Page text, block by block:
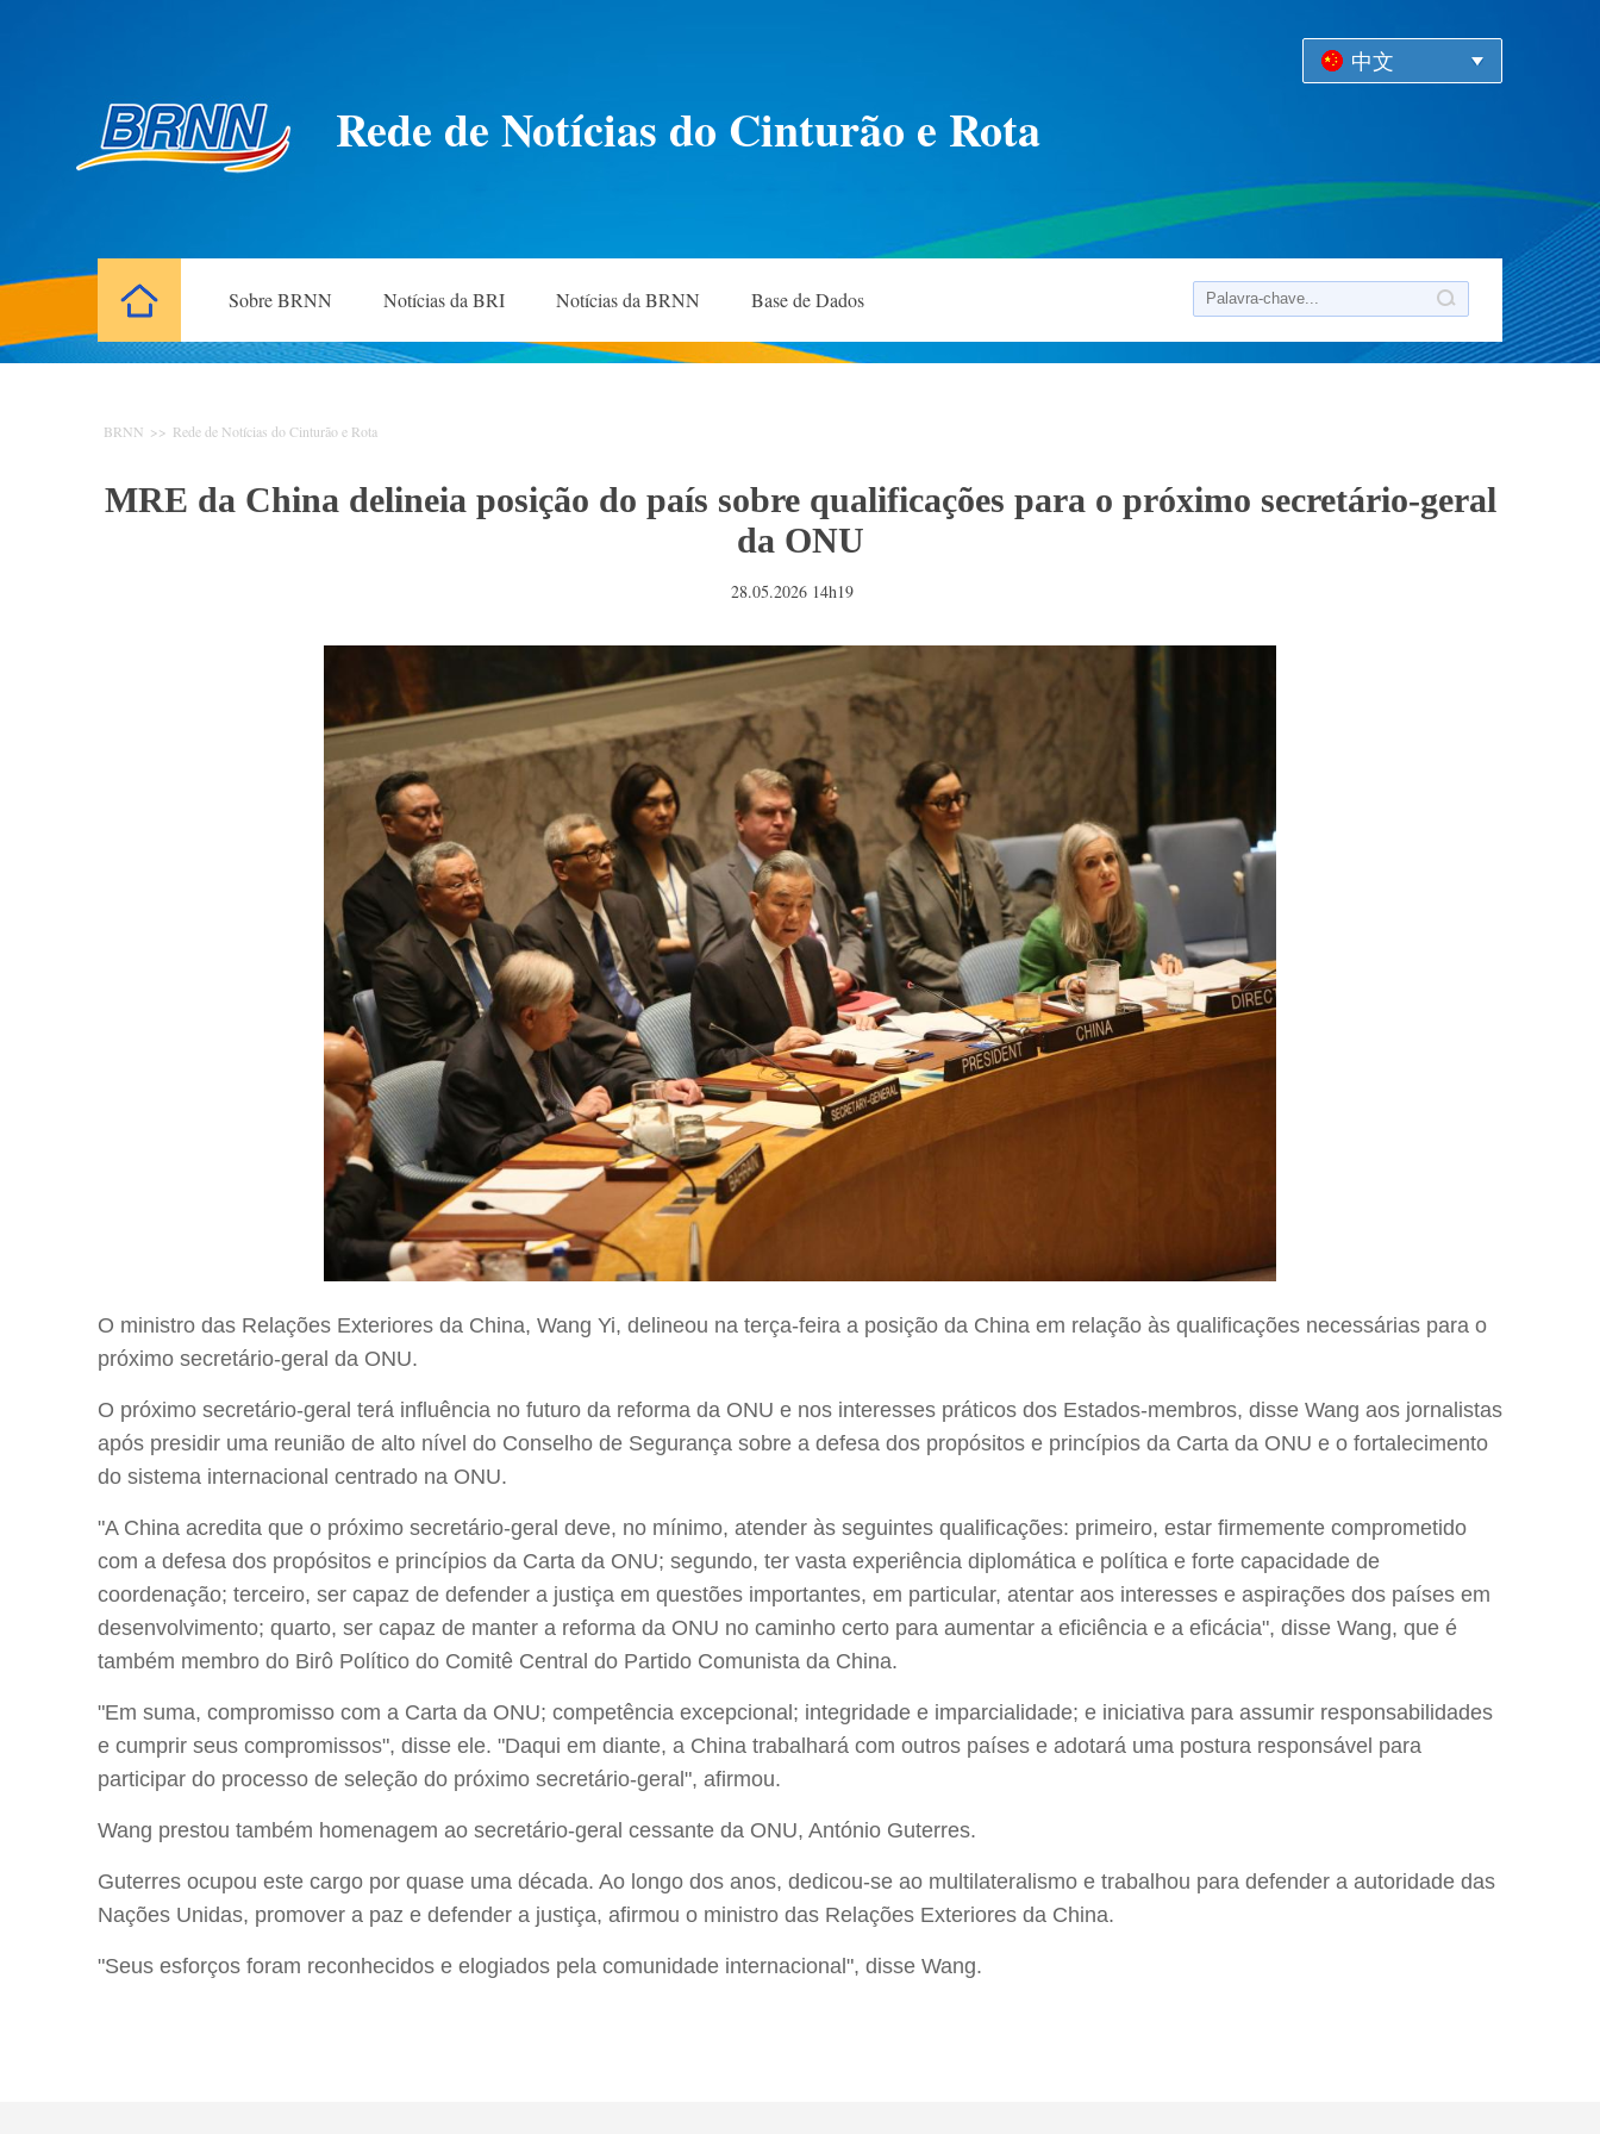
中文
Rede de Notícias do Cinturão e Rota
Sobre BRNN Notícias da BRI Notícias da BRNN Base de Dados
BRNN >> Rede de Notícias do Cinturão e Rota
MRE da China delineia posição do país sobre qualificações para o próximo secretário-geral
da ONU
28.05.2026 14h19
O ministro das Relações Exteriores da China, Wang Yi, delineou na terça-feira a posição da China em relação às qualificações necessárias para o
próximo secretário-geral da ONU.
O próximo secretário-geral terá influência no futuro da reforma da ONU e nos interesses práticos dos Estados-membros, disse Wang aos jornalistas
após presidir uma reunião de alto nível do Conselho de Segurança sobre a defesa dos propósitos e princípios da Carta da ONU e o fortalecimento
do sistema internacional centrado na ONU.
"A China acredita que o próximo secretário-geral deve, no mínimo, atender às seguintes qualificações: primeiro, estar firmemente comprometido
com a defesa dos propósitos e princípios da Carta da ONU; segundo, ter vasta experiência diplomática e política e forte capacidade de
coordenação; terceiro, ser capaz de defender a justiça em questões importantes, em particular, atentar aos interesses e aspirações dos países em
desenvolvimento; quarto, ser capaz de manter a reforma da ONU no caminho certo para aumentar a eficiência e a eficácia", disse Wang, que é
também membro do Birô Político do Comitê Central do Partido Comunista da China.
"Em suma, compromisso com a Carta da ONU; competência excepcional; integridade e imparcialidade; e iniciativa para assumir responsabilidades
e cumprir seus compromissos", disse ele. "Daqui em diante, a China trabalhará com outros países e adotará uma postura responsável para
participar do processo de seleção do próximo secretário-geral", afirmou.
Wang prestou também homenagem ao secretário-geral cessante da ONU, António Guterres.
Guterres ocupou este cargo por quase uma década. Ao longo dos anos, dedicou-se ao multilateralismo e trabalhou para defender a autoridade das
Nações Unidas, promover a paz e defender a justiça, afirmou o ministro das Relações Exteriores da China.
"Seus esforços foram reconhecidos e elogiados pela comunidade internacional", disse Wang.